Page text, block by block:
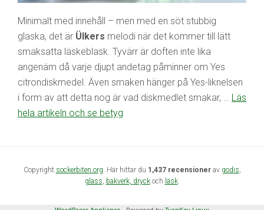
Minimalt med innehåll – men med en söt stubbig
glaska, det är Ülkers melodi när det kommer till lätt
smaksatta läskeblask. Tyvärr är doften inte lika
angenäm då varje djupt andetag påminner om Yes
citrondiskmedel. Även smaken hänger på Yes-liknelsen
i form av att detta nog är vad diskmedlet smakar, … Läs
hela artikeln och se betyg
Copyright sockerbiten.org . Här hittar du 1,437 recensionerav godis
glass bakverk, dryckoch läsk.